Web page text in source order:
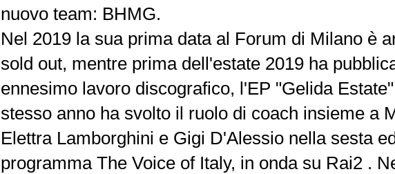
nuovo team: BHMG.
Nel 2019 la sua prima data al Forum di Milano è
sold out, mentre prima dell'estate 2019 ha
ennesimo lavoro discografico, l'EP "Gelida
stesso anno ha svolto il ruolo di coach insieme a
Elettra Lamborghini e Gigi D'Alessio nella sesta
programma The Voice of Italy, in onda su Rai2 .